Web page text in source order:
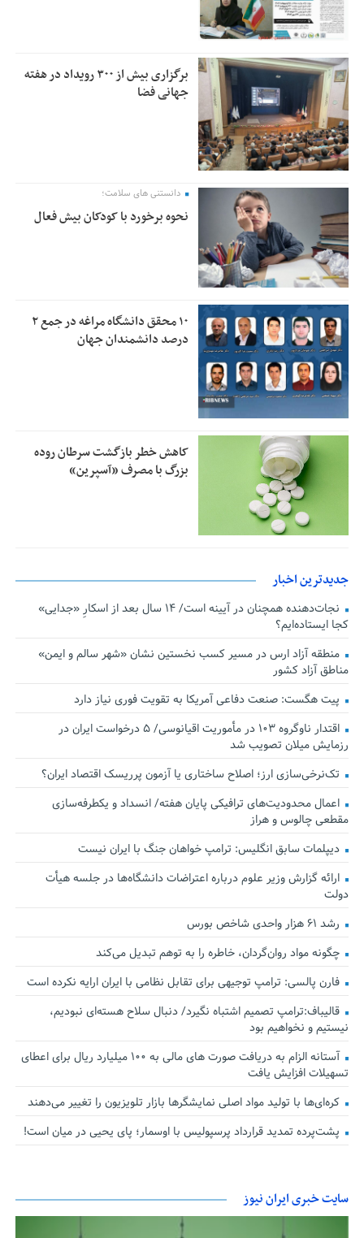
برگزاری بیش از ۳۰۰ رویداد در هفته
جهانی فضا
دانستنی های سلامت؛
نحوه برخورد با کودکان بیش فعال
۱۰ محقق دانشگاه مراغه در جمع ۲
درصد دانشمندان جهان
کاهش خطر بازگشت سرطان روده
بزرگ با مصرف «آسپرین»
جدیدترین اخبار
نجات‌دهنده‌ همچنان در آیینه است/ ۱۴ سال بعد از اسکارِ «جدایی»
کجا ایستاده‌ایم؟
منطقه آزاد ارس در مسیر کسب نخستین نشان «شهر سالم و ایمن»
مناطق آزاد کشور
پیت هگست: صنعت دفاعی آمریکا به تقویت فوری نیاز دارد
اقتدار ناوگروه ۱۰۳ در مأموریت‌ اقیانوسی/ ۵ درخواست ایران در
رزمایش میلان تصویب شد
تک‌نرخی‌سازی ارز؛ اصلاح ساختاری یا آزمون پرریسک اقتصاد ایران؟
اعمال محدودیت‌های ترافیکی پایان هفته/ انسداد و یکطرفه‌سازی
مقطعی چالوس و هراز
دیپلمات سابق انگلیس:‌ ترامپ خواهان جنگ با ایران نیست
ارائه گزارش وزیر علوم درباره اعتراضات دانشگاه‌ها در جلسه هیأت
دولت
رشد ۶۱ هزار واحدی شاخص بورس
چگونه مواد روان‌گردان، خاطره را به توهم تبدیل می‌کند
فارن پالسی: ترامپ توجیهی برای تقابل نظامی با ایران ارایه نکرده است
قالیباف:ترامپ تصمیم اشتباه نگیرد/ دنبال سلاح هسته‌ای نبودیم،
نیستیم و نخواهیم بود
آستانه الزام به دریافت صورت های مالی به ۱۰۰ میلیارد ریال برای اعطای
تسهیلات افزایش یافت
کره‌ای‌ها با تولید مواد اصلی نمایشگرها بازار تلویزیون را تغییر می‌دهند
پشت‌پرده تمدید قرارداد پرسپولیس با اوسمار؛ پای یحیی در میان است!
سایت خبری ایران نیوز